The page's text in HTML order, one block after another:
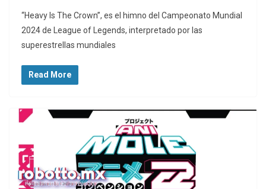
“Heavy Is The Crown”, es el himno del Campeonato Mundial
2024 de League of Legends, interpretado por las
superestrellas mundiales
Read More